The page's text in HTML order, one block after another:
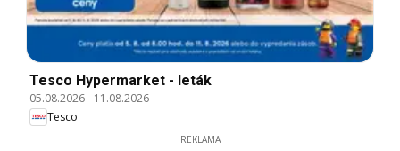
Tesco Hypermarket - leták
05.08.2026- 11.08.2026
Tesco
REKLAMA